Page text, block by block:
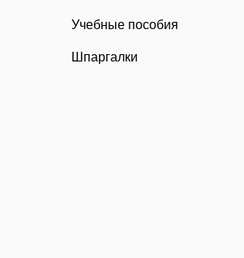
Учебные пособия
Шпаргалки